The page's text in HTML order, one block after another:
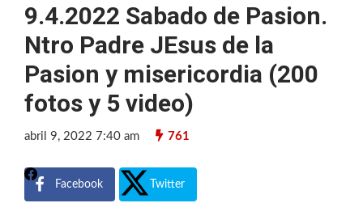
9.4.2022 Sabado de Pasion.
Ntro Padre JEsus de la
Pasion y misericordia (200
fotos y 5 video)
abril 9, 2022 7:40 am 761
Facebook Twitter